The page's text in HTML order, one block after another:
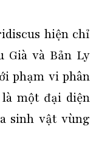
hiện chỉ
Già và Bản Ly
phạm vi phân
một đại diện
sinh vật vùng